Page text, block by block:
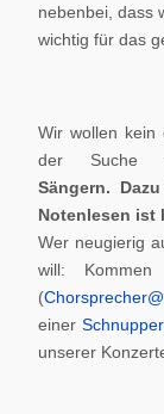
nebenbei, dass
wichtig für das
Wir wollen kein
der Suche
Sängern.
Notenlesen ist
Wer neugierig
will:
(
einer
unserer